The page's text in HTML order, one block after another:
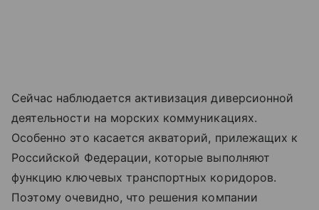
Сейчас наблюдается активизация диверсионной
деятельности на морских коммуникациях.
Особенно это касается акваторий, прилежащих к
Российской Федерации, которые выполняют
функцию ключевых транспортных коридоров.
Поэтому очевидно, что решения компании